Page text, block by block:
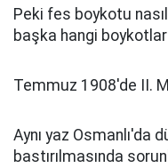
Peki fes boykotu
başka hangi boykotlar
Temmuz 1908'de II.
Aynı yaz Osmanlı'da
bastırılmasında